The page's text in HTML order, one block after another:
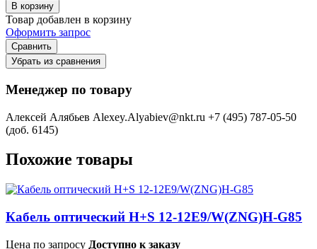
В корзину
Товар добавлен в корзину
Оформить запрос
Сравнить
Убрать из сравнения
Менеджер по товару
Алексей Алябьев Alexey.Alyabiev@nkt.ru +7 (495) 787-05-50
(доб. 6145)
Похожие товары
Кабель оптический H+S 12-12E9/W(ZNG)H-G85
Цена по запросу Доступно к заказу